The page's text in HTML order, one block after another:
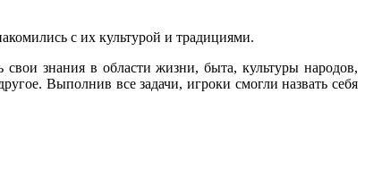
с их культурой и традициями.
знания в области жизни, быта, культуры народов,
Выполнив все задачи, игроки смогли назвать себя